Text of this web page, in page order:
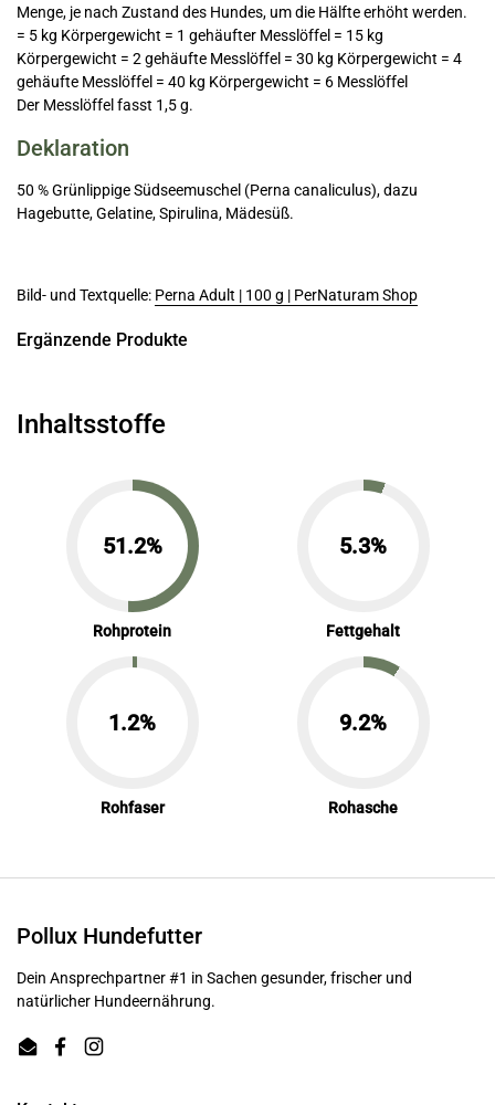
Menge, je nach Zustand des Hundes, um die Hälfte erhöht werden.
= 5 kg Körpergewicht = 1 gehäufter Messlöffel = 15 kg
Körpergewicht = 2 gehäufte Messlöffel = 30 kg Körpergewicht = 4
gehäufte Messlöffel = 40 kg Körpergewicht = 6 Messlöffel
Der Messlöffel fasst 1,5 g.
Deklaration
50 % Grünlippige Südseemuschel (Perna canaliculus), dazu
Hagebutte, Gelatine, Spirulina, Mädesüß.
Bild- und Textquelle: Perna Adult | 100 g | PerNaturam Shop
Ergänzende Produkte
Inhaltsstoffe
51.2%
Rohprotein
5.3%
Fettgehalt
1.2%
Rohfaser
9.2%
Rohasche
Pollux Hundefutter
Dein Ansprechpartner #1 in Sachen gesunder, frischer und
natürlicher Hundeernährung.
EmailFacebookInstagram